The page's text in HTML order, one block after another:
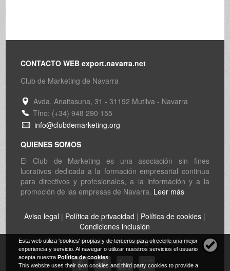
CONTACTO WEB export.navarra.net
Club de Marketing de Navarra
Avda. Anaitasuna, 31 - 31192 Mutilva - Navarra
Tfno: (+34) 948 290 155
info@clubdemarketing.org
QUIENES SOMOS
El Club de Marketing es una asociación sin fines
lucrativos dedicada a la formación empresarial continua
para directivos y profesionales, a la información y a la
promoción de las empresas de Navarra. Leer más
Aviso legal | Política de privacidad | Política de cookies |
Condiciones inclusión
© 1997-2026Club de Marketing de Navarra
Esta web utiliza 'cookies' propias y de terceros para ofrecerle una mejor
experiencia y servicio. Al navegar o utilizar nuestros servicios el usuario
acepta nuestra Política de cookies
This website uses their own cookies and third party cookies to provide a